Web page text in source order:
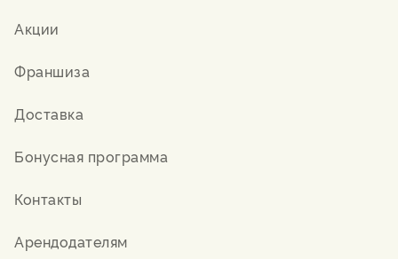
Акции
Франшиза
Доставка
Бонусная программа
Контакты
Арендодателям